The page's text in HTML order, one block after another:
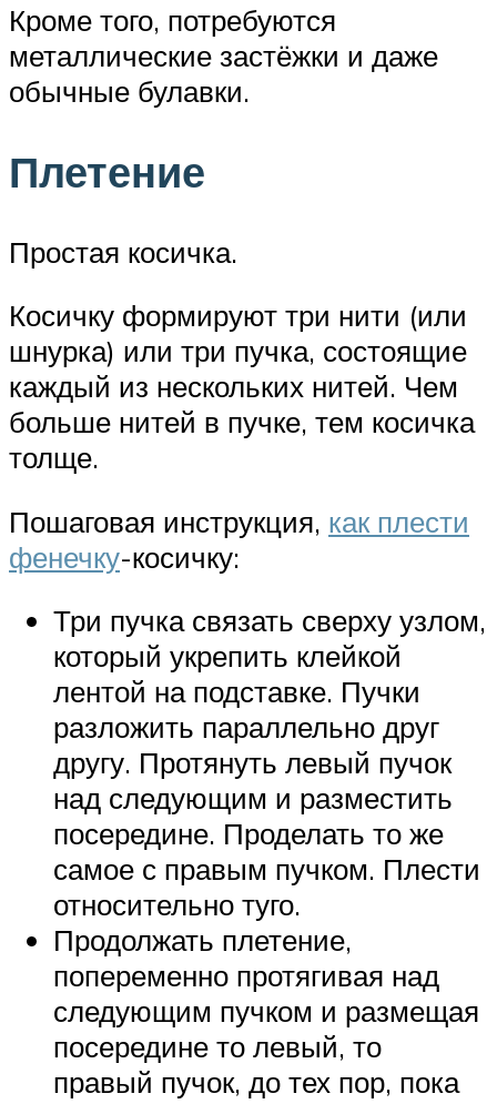
Кроме того, потребуются
металлические застёжки и даже
обычные булавки.
Плетение
Простая косичка.
Косичку формируют три нити (или
шнурка) или три пучка, состоящие
каждый из нескольких нитей. Чем
больше нитей в пучке, тем косичка
толще.
Пошаговая инструкция, как плести
фенечку-косичку:
Три пучка связать сверху узлом,
который укрепить клейкой
лентой на подставке. Пучки
разложить параллельно друг
другу. Протянуть левый пучок
над следующим и разместить
посередине. Проделать то же
самое с правым пучком. Плести
относительно туго.
Продолжать плетение,
попеременно протягивая над
следующим пучком и размещая
посередине то левый, то
правый пучок, до тех пор, пока